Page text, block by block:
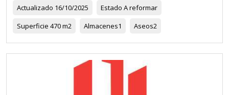
Actualizado 16/10/2025 Estado A reformar
Superficie 470 m2 Almacenes1 Aseos2